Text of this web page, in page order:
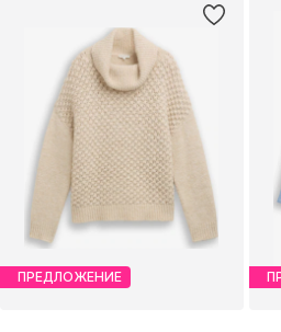
ПРЕДЛОЖЕНИЕ